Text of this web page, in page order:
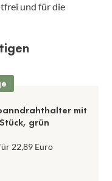
und für die
mit
grün
22,89 Euro